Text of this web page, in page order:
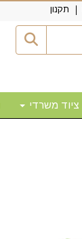
תקנון
ציוד משרדי